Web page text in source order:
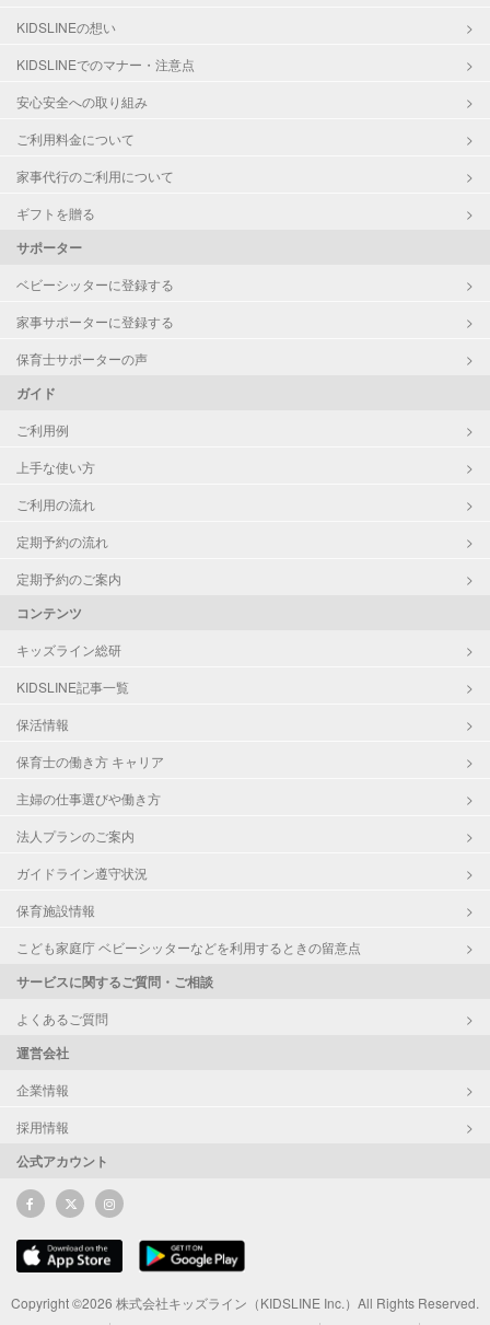
KIDSLINEの想い
KIDSLINEでのマナー・注意点
安心安全への取り組み
ご利用料金について
家事代行のご利用について
ギフトを贈る
サポーター
ベビーシッターに登録する
家事サポーターに登録する
保育士サポーターの声
ガイド
ご利用例
上手な使い方
ご利用の流れ
定期予約の流れ
定期予約のご案内
コンテンツ
キッズライン総研
KIDSLINE記事一覧
保活情報
保育士の働き方 キャリア
主婦の仕事選びや働き方
法人プランのご案内
ガイドライン遵守状況
保育施設情報
こども家庭庁 ベビーシッターなどを利用するときの留意点
サービスに関するご質問・ご相談
よくあるご質問
運営会社
企業情報
採用情報
公式アカウント
Copyright ©2026 株式会社キッズライン（KIDSLINE Inc.）All Rights Reserved.